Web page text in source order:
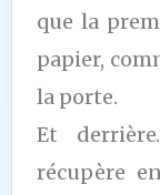
que la
papier,
la porte.
Et
récupère